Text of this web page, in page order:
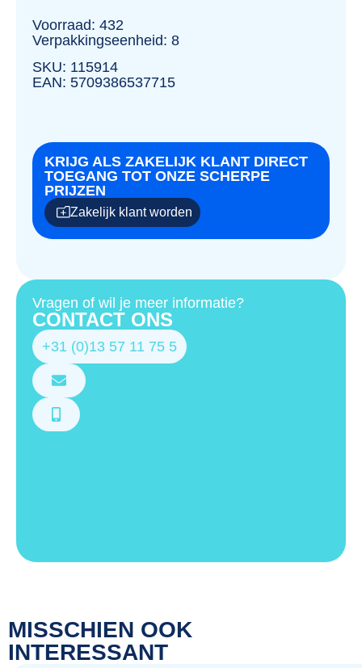
Voorraad: 432
Verpakkingseenheid: 8
SKU: 115914
EAN: 5709386537715
KRIJG ALS ZAKELIJK KLANT DIRECT
TOEGANG TOT ONZE SCHERPE
PRIJZEN
Zakelijk klant worden
Vragen of wil je meer informatie?
CONTACT ONS
+31 (0)13 57 11 75 5
MISSCHIEN OOK
INTERESSANT